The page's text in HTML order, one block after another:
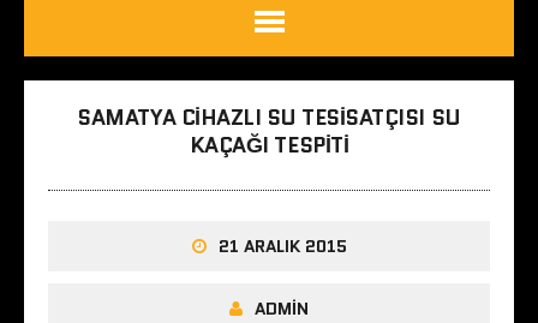
SAMATYA CIHAZLI SU TESISATÇISI SU
KAÇAĞI TESPITI
21 ARALIK 2015
ADMIN